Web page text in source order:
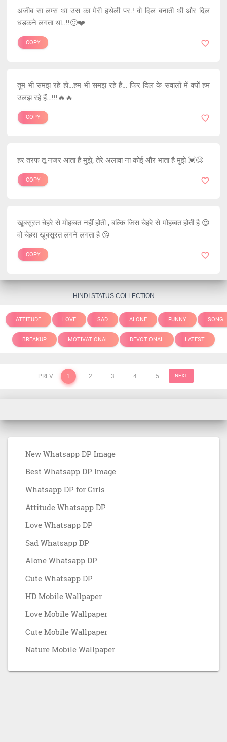
अजीब सा लम्स था उस का मेरी हथेली पर.! वो दिल बनाती थी और दिल
धड़कने लगता था..!!🙂❤️
COPY
तुम भी समझ रहे हो…हम भी समझ रहे हैं… फिर दिल के सवालों में क्यों हम
उलझ रहे हैं…!!!🔥🔥
COPY
हर तरफ तू नजर आता है मुझे, तेरे अलावा ना कोई और भाता है मुझे 💓😊
COPY
खूबसूरत चेहरे से मोहब्बत नहीं होती , बल्कि जिस चेहरे से मोहब्बत होती है 😍
वो चेहरा खूबसूरत लगने लगता है 😘
COPY
HINDI STATUS COLLECTION
ATTITUDE LOVE SAD ALONE FUNNY SONG
BREAKUP MOTIVATIONAL DEVOTIONAL LATEST
PREV 1 2 3 4 5 NEXT
New Whatsapp DP Image
Best Whatsapp DP Image
Whatsapp DP for Girls
Attitude Whatsapp DP
Love Whatsapp DP
Sad Whatsapp DP
Alone Whatsapp DP
Cute Whatsapp DP
HD Mobile Wallpaper
Love Mobile Wallpaper
Cute Mobile Wallpaper
Nature Mobile Wallpaper